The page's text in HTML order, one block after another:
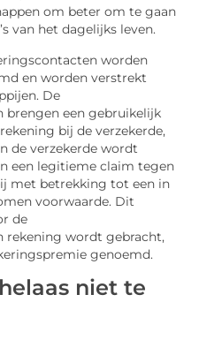
om beter om te gaan
van het dagelijks leven.
worden
en worden verstrekt
De
brengen een gebruikelijk
bij de verzekerde,
de verzekerde wordt
een legitieme claim tegen
met betrekking tot een in
voorwaarde. Dit
de
rekening wordt gebracht,
genoemd.
niet te